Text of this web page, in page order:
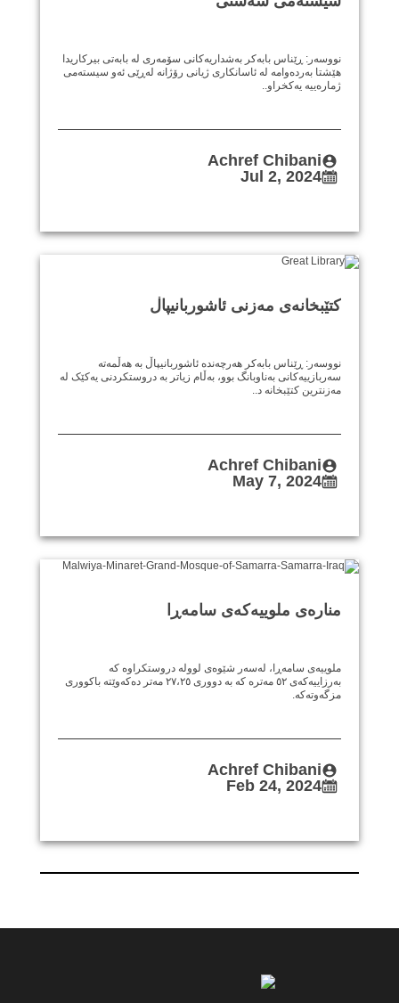
نووسەر: ڕێناس بابەکر بەشداریەکانی سۆمەری لە بابەتی بیرکاریدا
هێشتا بەردەوامە لە ئاسانکاری ژیانی رۆژانە لەڕێی ئەو سیستەمی
ژمارەییە یەکخراو..
Achref Chibani
Jul 2, 2024
کتێبخانەی مەزنی ئاشوربانیپاڵ
نووسەر: ڕێناس بابەکر هەرچەندە ئاشوربانیپاڵ بە هەڵمەتە
سەربازییەکانی بەناوبانگ بوو، بەڵام زیاتر بە دروستکردنی یەکێک لە
مەزنترین کتێبخانە د..
Achref Chibani
May 7, 2024
منارەی ملوییەکەی سامەڕا
ملوییەی سامەڕا، لەسەر شێوەی لوولە دروستکراوە کە
بەرزاییەکەی ٥٢ مەترە کە بە دووری ٢٧،٢٥ مەتر دەکەوێتە باکووری
مزگەوتەکە.
Achref Chibani
Feb 24, 2024